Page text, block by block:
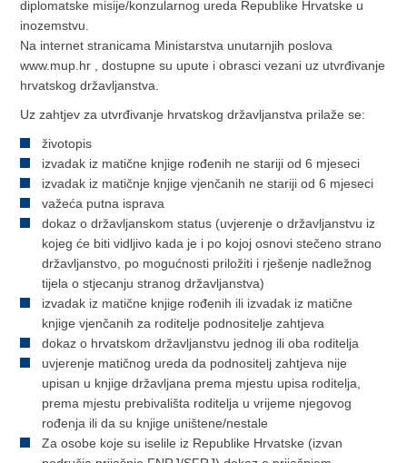
diplomatske misije/konzularnog ureda Republike Hrvatske u
inozemstvu.
Na internet stranicama Ministarstva unutarnjih poslova
www.mup.hr , dostupne su upute i obrasci vezani uz utvrđivanje
hrvatskog državljanstva.
Uz zahtjev za utvrđivanje hrvatskog državljanstva prilaže se:
životopis
izvadak iz matične knjige rođenih ne stariji od 6 mjeseci
izvadak iz matičnje knjige vjenčanih ne stariji od 6 mjeseci
važeća putna isprava
dokaz o državljanskom status (uvjerenje o državljanstvu iz
kojeg će biti vidljivo kada je i po kojoj osnovi stečeno strano
državljanstvo, po mogućnosti priložiti i rješenje nadležnog
tijela o stjecanju stranog državljanstva)
izvadak iz matične knjige rođenih ili izvadak iz matične
knjige vjenčanih za roditelje podnositelje zahtjeva
dokaz o hrvatskom državljanstvu jednog ili oba roditelja
uvjerenje matičnog ureda da podnositelj zahtjeva nije
upisan u knjige državljana prema mjestu upisa roditelja,
prema mjestu prebivališta roditelja u vrijeme njegovog
rođenja ili da su knjige uništene/nestale
Za osobe koje su iselile iz Republike Hrvatske (izvan